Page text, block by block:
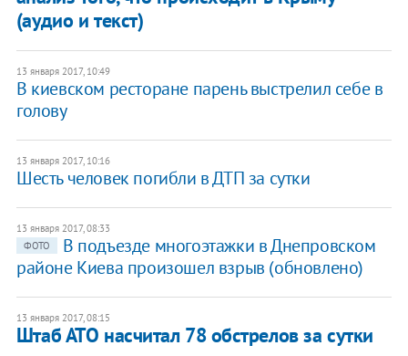
(аудио и текст)
13 января 2017, 10:49
В киевском ресторане парень выстрелил себе в
голову
13 января 2017, 10:16
Шесть человек погибли в ДТП за сутки
13 января 2017, 08:33
ФОТО
В подъезде многоэтажки в Днепровском
районе Киева произошел взрыв (обновлено)
13 января 2017, 08:15
Штаб АТО насчитал 78 обстрелов за сутки